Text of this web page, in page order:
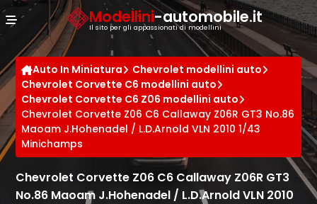
Modellini-automobile.it
Il sito per gli appassionati di modellini
Auto In Miniatura
Chevrolet modellini auto
Chevrolet Corvette C6 modellini auto
Chevrolet Corvette C6 Z06 modellini auto
Chevrolet Corvette Z06 C6 Callaway Z06R GT3 No.86
Maoam J.Hohenadel / L.D.Arnold VLN 2010 1/43
Minichamps
Chevrolet Corvette Z06 C6 Callaway Z06R GT3
No.86 Maoam J.Hohenadel / L.D.Arnold VLN 2010
Cookies management panel